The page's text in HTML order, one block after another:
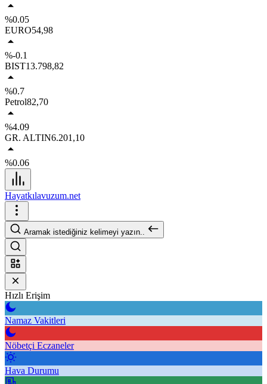
%0.05
EURO54,98
%-0.1
BIST13.798,82
%0.7
Petrol82,70
%4.09
GR. ALTIN6.201,10
%0.06
Hayatkılavuzum.net
Aramak istediğiniz kelimeyi yazın..
Hızlı Erişim
Namaz Vakitleri
Nöbetçi Eczaneler
Hava Durumu